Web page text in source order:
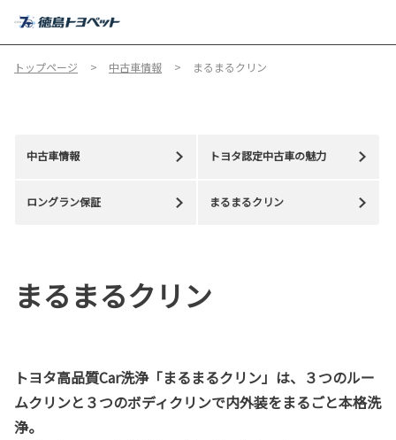
トップページ 中古車情報 まるまるクリン
中古車情報 トヨタ認定中古車の魅力
ロングラン保証 まるまるクリン
まるまるクリン
トヨタ高品質Car洗浄「まるまるクリン」は、３つのルー
ムクリンと３つのボディクリンで内外装をまるごと本格洗
浄。